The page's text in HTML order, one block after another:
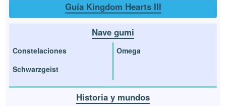
Guía Kingdom Hearts III
Nave gumi
Constelaciones
Schwarzgeist
Omega
Historia y mundos